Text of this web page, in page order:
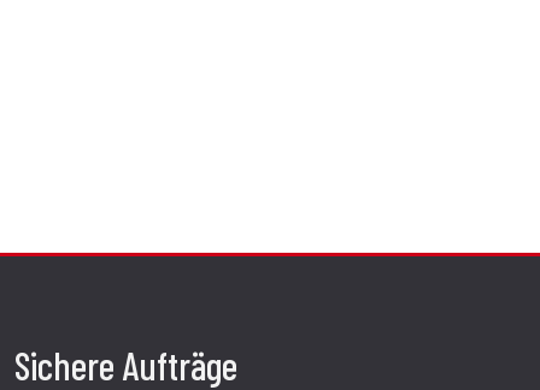
Sichere Aufträge